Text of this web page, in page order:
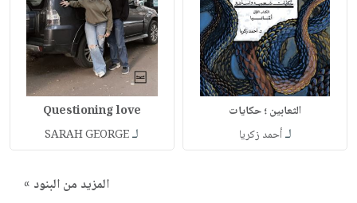
الثعابين ؛ حكايات
لـأحمد زكريا
Questioning love
لـSARAH GEORGE
المزيد من البنود »